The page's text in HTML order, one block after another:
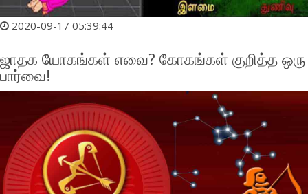
2020-09-17 05:39:44
ஜாதக யோகங்கள் எவை? கோகங்கள் குறித்த ஒரு
பார்வை!